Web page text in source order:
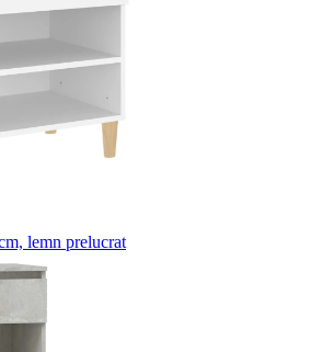
lemn prelucrat